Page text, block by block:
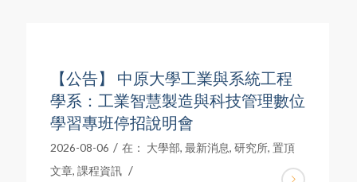
【公告】 中原大學工業與系統工程
學系：工業智慧製造與科技管理數位
學習專班停招說明會
2026-08-06 / 在： 大學部, 最新消息, 研究所, 置頂
文章, 課程資訊 /